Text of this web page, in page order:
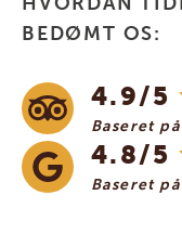
BEDØMT OS:
4.9/5
Baseret på
4.8/5
Baseret på